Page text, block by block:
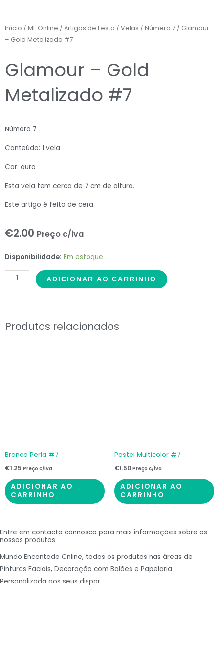
Início / ME Online / Artigos de Festa / Velas / Número 7 / Glamour
– Gold Metalizado #7
Glamour – Gold
Metalizado #7
Número 7
Conteúdo: 1 vela
Cor: ouro
Esta vela tem cerca de 7 cm de altura.
Este artigo é feito de cera.
€2.00 Preço c/iva
Disponibilidade: Em estoque
Glamour
-
Gold
ADICIONAR AO CARRINHO
Produtos relacionados
Branco Perla #7
€1.25 Preço c/iva
ADICIONAR AO
CARRINHO
Pastel Multicolor #7
€1.50 Preço c/iva
ADICIONAR AO
CARRINHO
Entre em contacto connosco para mais informações sobre os
nossos produtos
Mundo Encantado Online, todos os produtos nas áreas de
Pinturas Faciais, Decoração com Balões e Papelaria
Personalizada aos seus dispor.